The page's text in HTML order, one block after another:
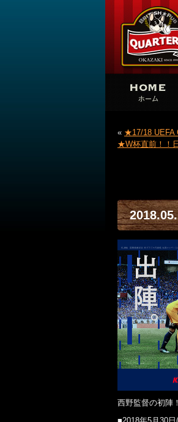
« ★17/18 UEFA
★W杯直前！！
西野監督の初陣